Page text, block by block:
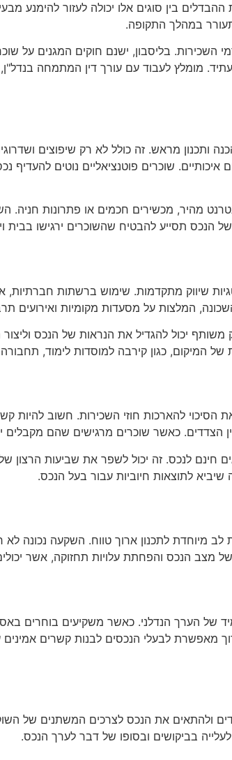
בין סוגים אלו יכולה לעזור להימנע
במהלך התקופה.
בליסבון, ישנם חוקים המגנים על
מומלץ לעבוד עם עורך דין המתמחה בנדל"ן,
מראש. זה כולל לא רק שיפוצים
שוכרים פוטנציאליים נוטים להעדיף
מהיר, מכשירים חכמים או פתרונות חניה.
הנכס תסייע להבטיח שהשוכרים ירגישו בבית
שיווק מתקדמות. שימוש ברשתות חברתיות,
המלצות על מסעדות מקומיות ואירועים
משותף יכול להגדיל את הנראות של הנכס
המיקום, כגון קירבה למוסדות לימוד, תחבורה
הסיכוי להארכות חוזי השכירות. חשוב להיות
הצדדים. כאשר שוכרים מרגישים שהם
חינם לנכס. זה יכול לשפר את שביעות הרצון
שיביא לתוצאות חיוביות עבור בעל הנכס.
מיוחדת לתכנון ארוך טווח. השקעה נכונה
מצב הנכס והפחתת עלויות תחזוקה, אשר
של הערך הנדלני. כאשר משקיעים בוחרים
מאפשרת לבעלי הנכסים לבנות קשרים
ולהתאים את הנכס לצרכים המשתנים של
בביקושים ובסופו של דבר לערך הנכס.